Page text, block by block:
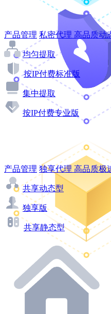
产品管理 私密代理 高品质动
均匀提取
按IP付费标准版
集中提取
按IP付费专业版
产品管理 独享代理 高品质极
共享动态型
独享版
共享静态型